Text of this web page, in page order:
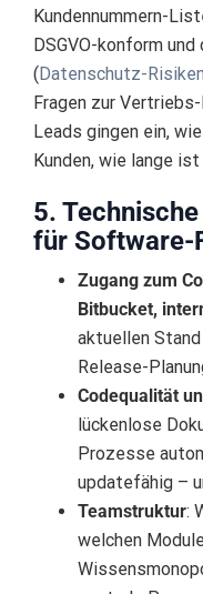
Kundennummern-
DSGVO-konform
( Datenschutz-
Fragen zur
Leads gingen ein,
Kunden, wie lange
5.
für Software-
Zugang zum
Bitbucket,
aktuellen
Release-
Codequalität
lückenlose
Prozesse
updatefähig –
Teamstruktur:
welchen